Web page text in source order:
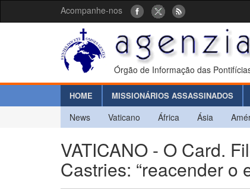
Acompanhe-nos
Órgão de Informação das
HOME MISSIONÁRIOS ASSASSINADOS
News Vaticano África Ásia
VATICANO - O Card.
Castries: “reacender o